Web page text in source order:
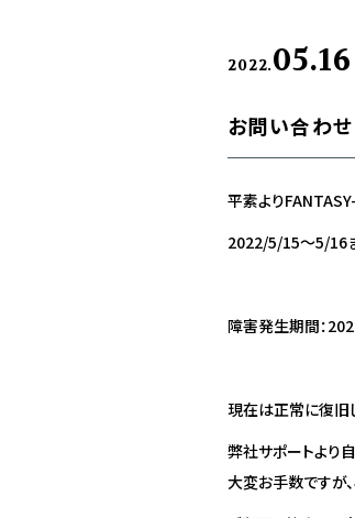
2022.05.16
お問い合わ
平素より
2022/5/15～5/16
障害発生期間：
現在は正常に復旧
弊社サポートより
大変お手数ですが